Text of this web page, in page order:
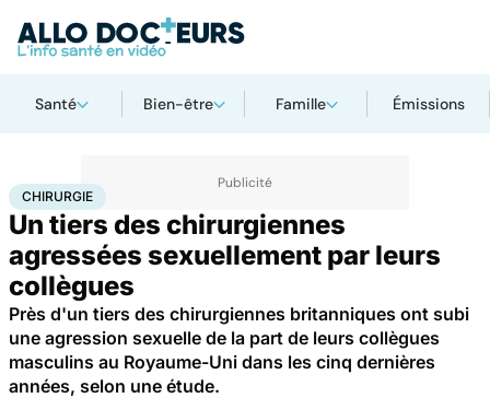
Santé Bien-être Famille Émissions
AccueilSanté Chirurgie
CHIRURGIE
Un tiers des chirurgiennes
agressées sexuellement par leurs
collègues
Près d'un tiers des chirurgiennes britanniques ont subi
une agression sexuelle de la part de leurs collègues
masculins au Royaume-Uni dans les cinq dernières
années, selon une étude.